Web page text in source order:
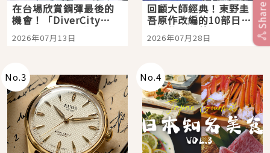
在台場欣賞鋼彈最後的
機會！「DiverCity
Tokyo Plaza」搭船、
購物、美食及夜景，一
2026年07月13日
回顧大師經典！東野圭
吾原作改編的10部日本
影視作品推薦
2026年07月28日
No.3 No.4
Share